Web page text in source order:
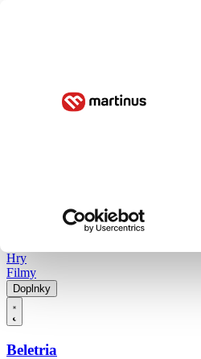
Hry
Filmy
Doplnky
Beletria